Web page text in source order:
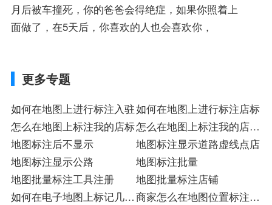
月后被车撞死，你的爸爸会得绝症，如果你照着上
面做了，在5天后，你喜欢的人也会喜欢你，
更多专题
如何在地图上进行标注入驻如何在地图上进行标注店标
怎么在地图上标注我的店标怎么在地图上标注我的店铺
入驻
地图标注后不显示
地图标注显示道路虚线点店
地图标注显示公路
地图标注批量
地图批量标注工具注册
地图批量标注店铺
如何在电子地图上标记几个商家怎么在地图位置标注店